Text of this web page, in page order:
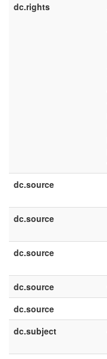
dc.rights
dc.source
dc.source
dc.source
dc.source
dc.source
dc.subject